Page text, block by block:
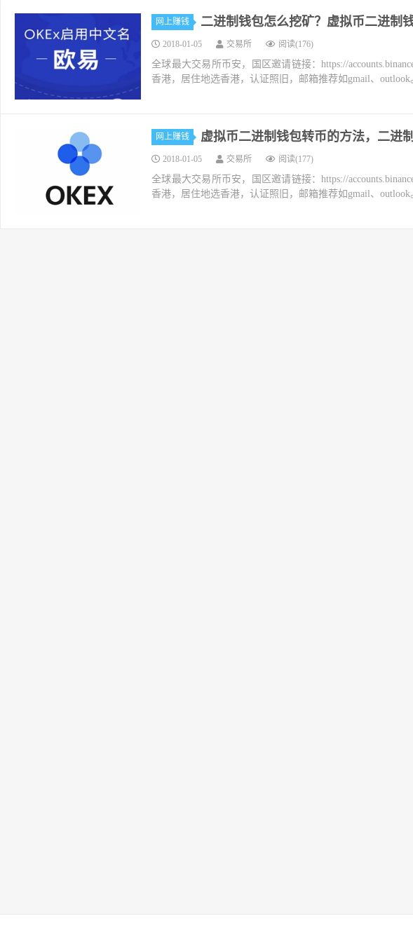
网上赚钱 二进制钱包怎么挖矿？虚拟币二进制
2018-01-05 交易所 阅读(176)
全球最大交易所币安，国区邀请链接：https://
香港，居住地选香港，认证照旧，邮箱推荐如gmail、outlook
网上赚钱 虚拟币二进制钱包转币的方法，二进
2018-01-05 交易所 阅读(177)
全球最大交易所币安，国区邀请链接：https://
香港，居住地选香港，认证照旧，邮箱推荐如gmail、outlook